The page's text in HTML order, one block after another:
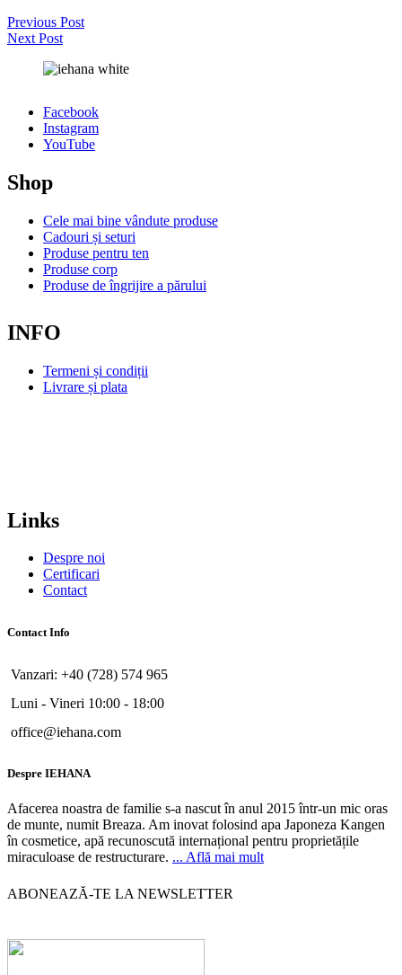
Previous Post
Next Post
Facebook
Instagram
YouTube
Shop
Cele mai bine vândute produse
Cadouri și seturi
Produse pentru ten
Produse corp
Produse de îngrijire a părului
INFO
Termeni și condiții
Livrare și plata
Links
Despre noi
Certificari
Contact
Contact Info
Vanzari: +40 (728) 574 965
Luni - Vineri 10:00 - 18:00
office@iehana.com
Despre IEHANA
Afacerea noastra de familie s-a nascut în anul 2015 într-un mic oras
de munte, numit Breaza. Am inovat folosind apa Japoneza Kangen
în cosmetice, apă recunoscută internațional pentru proprietățile
miraculoase de restructurare. ... Află mai mult
ABONEAZĂ-TE LA NEWSLETTER